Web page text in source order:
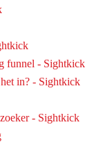
funnel - Sightkick
in? - Sightkick
- Sightkick